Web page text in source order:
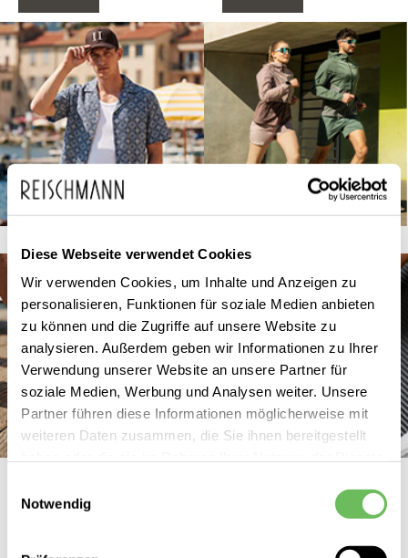
Diese Webseite verwendet Cookies
Wir verwenden Cookies, um Inhalte und Anzeigen zu
personalisieren, Funktionen für soziale Medien anbieten
zu können und die Zugriffe auf unsere Website zu
analysieren. Außerdem geben wir Informationen zu Ihrer
Verwendung unserer Website an unsere Partner für
soziale Medien, Werbung und Analysen weiter. Unsere
Partner führen diese Informationen möglicherweise mit
weiteren Daten zusammen, die Sie ihnen bereitgestellt
Notwendig
Herren Running